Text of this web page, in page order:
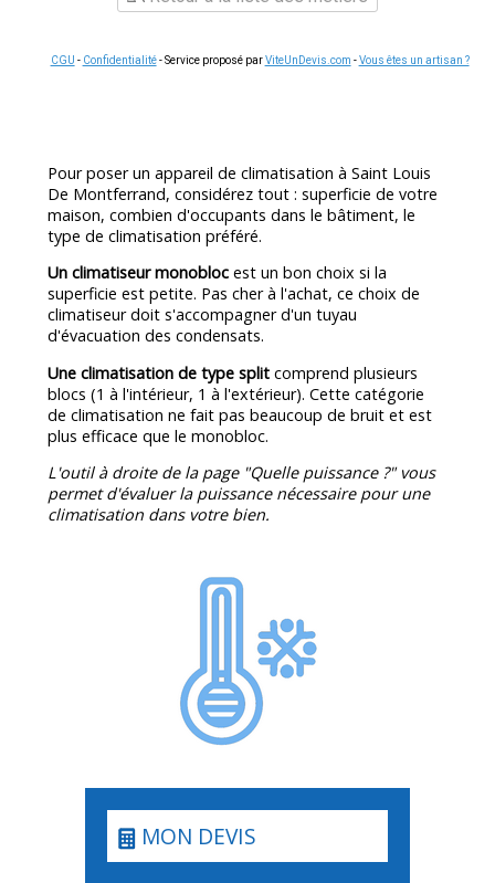
CGU - Confidentialité- Service proposé parViteUnDevis.com -Vous êtes un artisan ?
Pour poser un appareil de climatisation à Saint Louis
De Montferrand, considérez tout : superficie de votre
maison, combien d'occupants dans le bâtiment, le
type de climatisation préféré.
Un climatiseur monobloc est un bon choix si la
superficie est petite. Pas cher à l'achat, ce choix de
climatiseur doit s'accompagner d'un tuyau
d'évacuation des condensats.
Une climatisation de type split comprend plusieurs
blocs (1 à l'intérieur, 1 à l'extérieur). Cette catégorie
de climatisation ne fait pas beaucoup de bruit et est
plus efficace que le monobloc.
L'outil à droite de la page "Quelle puissance ?" vous
permet d'évaluer la puissance nécessaire pour une
climatisation dans votre bien.
MON DEVIS